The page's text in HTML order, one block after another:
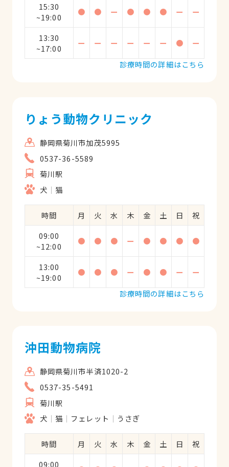
15:30
~19:00
● ● ー ● ● ● ー ー
13:30
~17:00
ー ー ー ー ー ー ●
ー
診療時間の詳細はこちら
りょう動物クリニック
静岡県菊川市加茂5995
0537-36-5589
菊川駅
犬
猫
時間 月 火 水 木 金 土 日
祝
09:00
~12:00
● ● ● ー ● ● ● ●
13:00
~19:00
● ● ● ー ● ● ー
ー
診療時間の詳細はこちら
沖田動物病院
静岡県菊川市半済1020-2
0537-35-5491
菊川駅
犬
猫 フェレット うさぎ
時間 月 火 水 木 金 土 日
祝
09:00